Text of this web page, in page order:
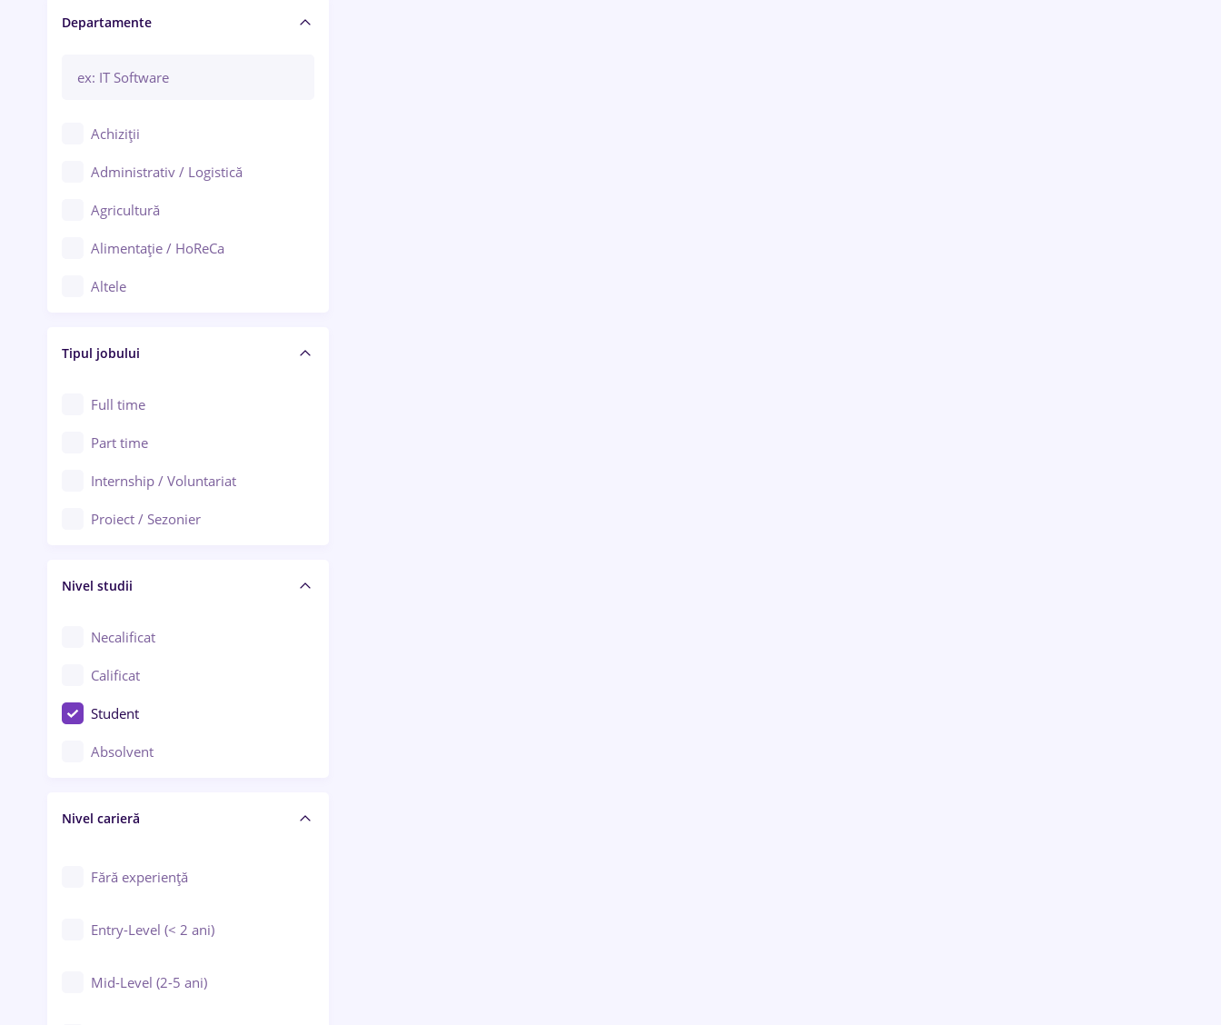
Brașov
Bacău
Galați (Galați)
Ploiești
Arad
Baia Mare
Bârlad
Bistrița (Bistrița-Năsăud)
Departamente
Achiziții
Administrativ / Logistică
Agricultură
Alimentație / HoReCa
Altele
Asigurări
Au pair / Babysitter / Curățenie
Audit / Consultanță
Auto / Echipamente
Automatizări
Cercetare - dezvoltare
Chimie / Biochimie
Confecții / Design vestimentar
Construcții / Instalații
Controlul calității
Educație / Training / Arte
Tipul jobului
Full time
Part time
Internship / Voluntariat
Proiect / Sezonier
Nivel studii
Necalificat
Calificat
Student
Absolvent
Nivel carieră
Fără experiență
Entry-Level (< 2 ani)
Mid-Level (2-5 ani)